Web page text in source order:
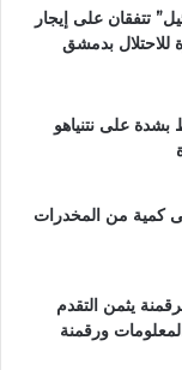
تتفقان على إيجار
بشدة على نتنياهو
كمية من المخدرات
يثمن التقدم
ورقمنة